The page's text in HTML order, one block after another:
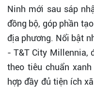
Ninh mới sau sáp
đồng bộ, góp phần
địa phương. Nổi bật
- T&T City Millennia,
theo tiêu chuẩn
hợp đầy đủ tiện ích